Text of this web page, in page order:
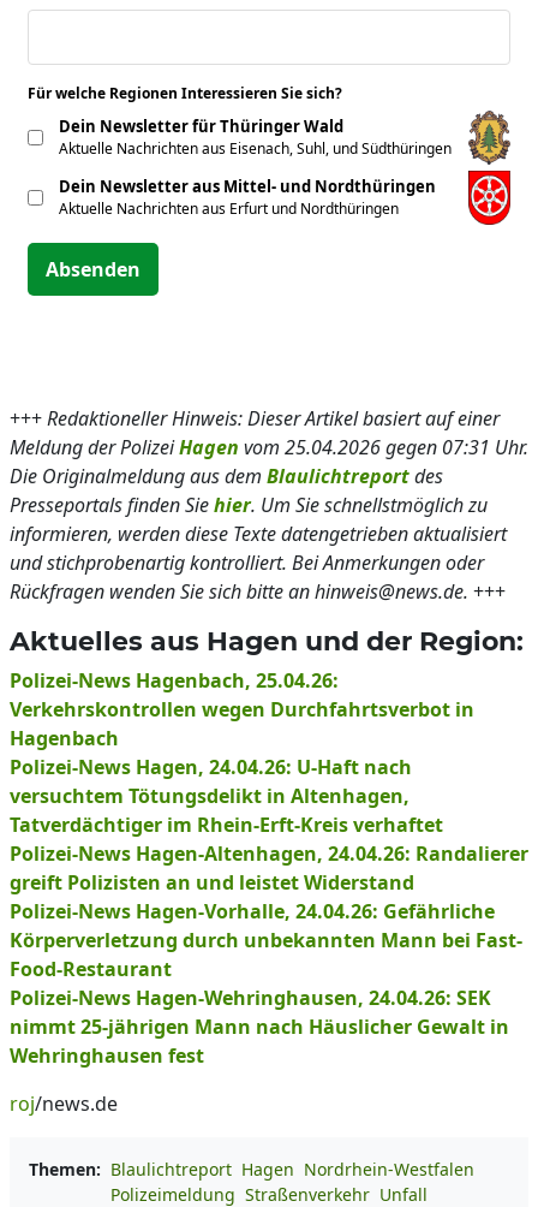
Für welche Regionen Interessieren Sie sich?
Dein Newsletter für Thüringer Wald
Aktuelle Nachrichten aus Eisenach, Suhl, und Südthüringen
Dein Newsletter aus Mittel- und Nordthüringen
Aktuelle Nachrichten aus Erfurt und Nordthüringen
Absenden
+++Redaktioneller Hinweis: Dieser Artikel basiert auf einer
Meldung der PolizeiHagen vom 25.04.2026 gegen 07:31 Uhr.
Die Originalmeldung aus dem Blaulichtreportdes
Presseportals finden Siehier. Um Sie schnellstmöglich zu
informieren, werden diese Texte datengetrieben aktualisiert
und stichprobenartig kontrolliert. Bei Anmerkungen oder
Rückfragen wenden Sie sich bitte an hinweis@news.de. +++
Aktuelles aus Hagen und der Region:
Polizei-News Hagenbach, 25.04.26:
Verkehrskontrollen wegen Durchfahrtsverbot in
Hagenbach
Polizei-News Hagen, 24.04.26: U-Haft nach
versuchtem Tötungsdelikt in Altenhagen,
Tatverdächtiger im Rhein-Erft-Kreis verhaftet
Polizei-News Hagen-Altenhagen, 24.04.26: Randalierer
greift Polizisten an und leistet Widerstand
Polizei-News Hagen-Vorhalle, 24.04.26: Gefährliche
Körperverletzung durch unbekannten Mann bei Fast-
Food-Restaurant
Polizei-News Hagen-Wehringhausen, 24.04.26: SEK
nimmt 25-jährigen Mann nach Häuslicher Gewalt in
Wehringhausen fest
roj/news.de
Themen: Blaulichtreport Hagen Nordrhein-Westfalen
Polizeimeldung Straßenverkehr Unfall